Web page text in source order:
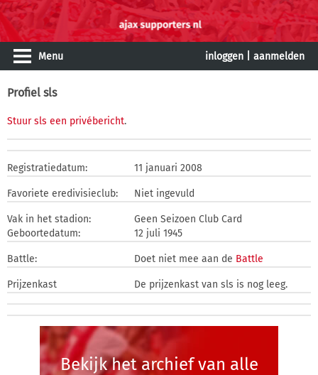
Menu inloggen aanmelden
Profiel sls
Stuur sls een privébericht.
Registratiedatum: 11 januari 2008
Favoriete eredivisieclub: Niet ingevuld
Vak in het stadion:
Geen Seizoen Club Card
Geboortedatum:
12 juli 1945
Battle: Doet niet mee aan de Battle
Prijzenkast De prijzenkast van sls is nog leeg.
Bekijk het archief van alle